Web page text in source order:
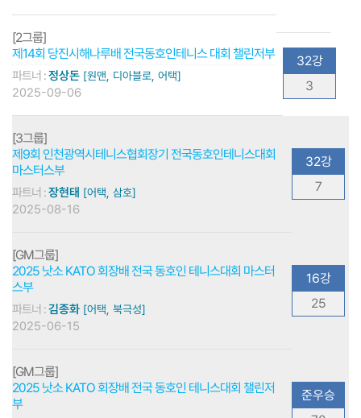
[2그룹]
제14회 당진시해나루배 전국동호인테니스 대회 챌린저부
파트너 :정상돈 [원맨, 디아블로, 어택]
2025-09-06
32강
3
[3그룹]
제9회 인천광역시테니스협회장기 전국동호인테니스대회
마스터스부
파트너 :장현태 [어택, 삼호]
2025-08-16
32강
7
[GM그룹]
2025 낫소 KATO 회장배 전국 동호인 테니스대회 마스터
스부
파트너 :김종화 [어택, 북극성]
2025-06-15
16강
25
[GM그룹]
2025 낫소 KATO 회장배 전국 동호인 테니스대회 챌린저
부
준우승